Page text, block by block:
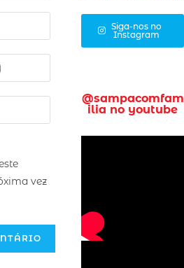
vez
Siga-nos no
Instagram
@sampacomfam
ilia no youtube